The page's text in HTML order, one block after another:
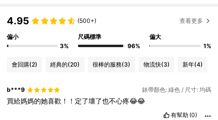
4.95 (500+) 查看更多
偏小
3%
尺碼標準
96%
偏大
1%
會回購(2) 經典的(20) 很棒的服務(3) 物流快(3) 新年(4)
b***9 錶帶顏色: 綠色 / 尺寸: 均碼
買給媽媽的她喜歡！！定了壞了也不心疼😂😂
有幫助 (0)